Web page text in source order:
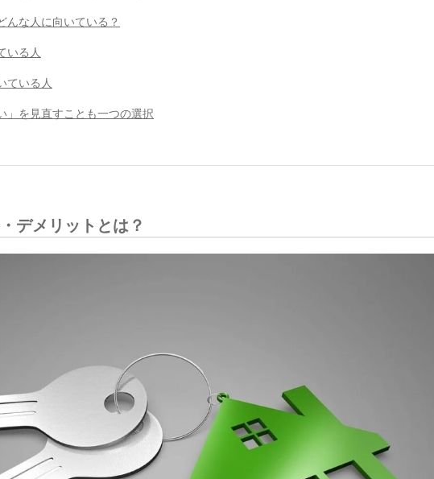
んな人に向いている？
いる人
ている人
」を見直すことも一つの選択
デメリットとは？